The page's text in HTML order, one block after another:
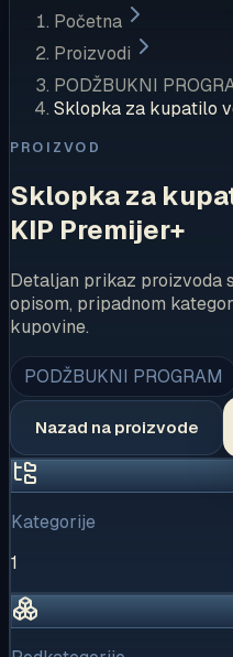
Početna
Proizvodi
PODŽBUKNI
Sklopka za kupatilo
PROIZVOD
Sklopka za
KIP Premijer+
Detaljan prikaz proizvoda
opisom, pripadnom
kupovine.
PODŽBUKNI PROGRAM
Nazad na proizvode
Kategorije
1